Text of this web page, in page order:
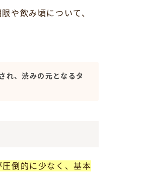
や飲み頃について、
れ、渋みの元となるタ
倒的に少なく、基本